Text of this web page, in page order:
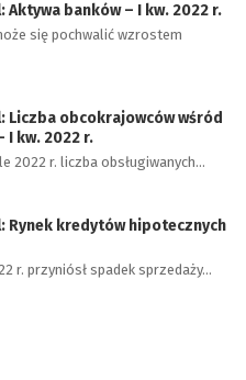
Aktywa banków – I kw. 2022 r.
się pochwalić wzrostem
Liczba obcokrajowców wśród
I kw. 2022 r.
2022 r. liczba obsługiwanych…
Rynek kredytów hipotecznych
r. przyniósł spadek sprzedaży…